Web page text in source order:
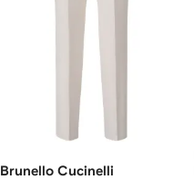
Brunello Cucinelli